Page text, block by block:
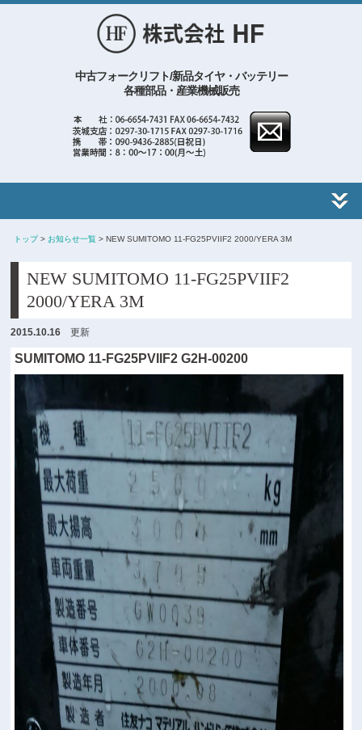
中古フォークリフト/新品タイヤ・バッテリー
各種部品・産業機械販売
トップ> お知らせ一覧 > NEW SUMITOMO 11-FG25PVIIF2 2000/YERA 3M
NEW SUMITOMO 11-FG25PVIIF2
2000/YERA 3M
2015.10.16 更新
SUMITOMO 11-FG25PVIIF2 G2H-00200